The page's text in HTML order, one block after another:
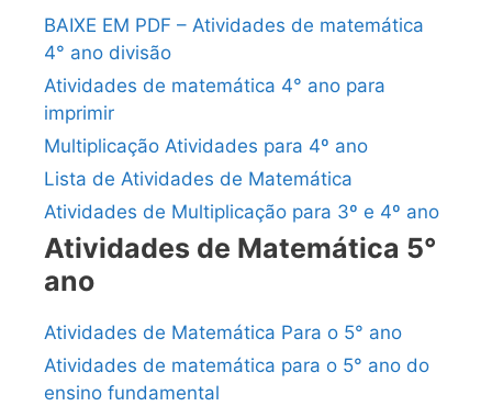
BAIXE EM PDF – Atividades de matemática
4° ano divisão
Atividades de matemática 4° ano para
imprimir
Multiplicação Atividades para 4º ano
Lista de Atividades de Matemática
Atividades de Multiplicação para 3º e 4º ano
Atividades de Matemática 5°
ano
Atividades de Matemática Para o 5° ano
Atividades de matemática para o 5° ano do
ensino fundamental